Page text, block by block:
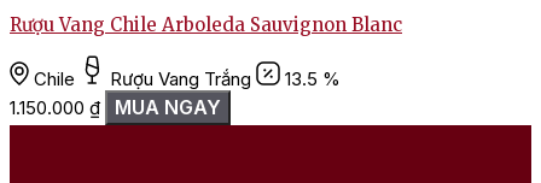
Rượu Vang Chile Arboleda Sauvignon Blanc
Chile Rượu Vang Trắng
13.5 %
1.150.000 ₫ MUA NGAY